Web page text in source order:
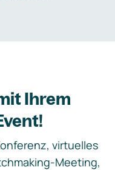
Ihrem
virtuelles
Meeting,